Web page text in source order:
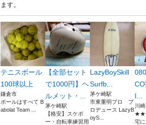
ます。
テニスボール
100球以上
鎌倉市
ボールはすべて B
abolat Team ...
【全部セット
で1000円】ヘ
ルメット・...
茅ケ崎駅
【格安】スケボ
ー・自転車練習用
LazyBoySkill
Surfb...
茅ケ崎駅
市東重明プロ プ
ロデュース LazyB
oyS...
I...
川
宅